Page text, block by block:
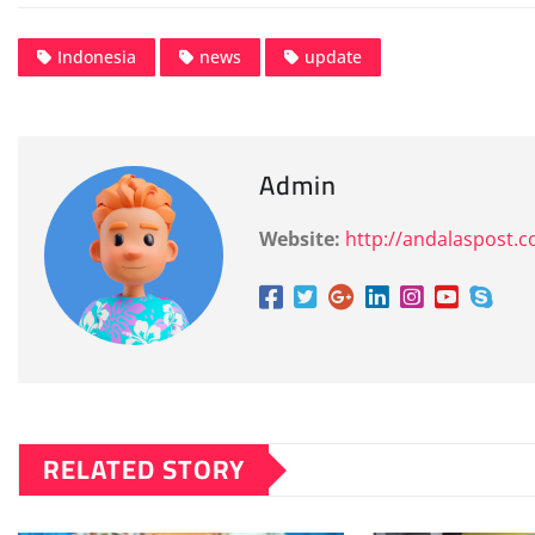
Indonesia news update
Admin
Website: http://
RELATED STORY